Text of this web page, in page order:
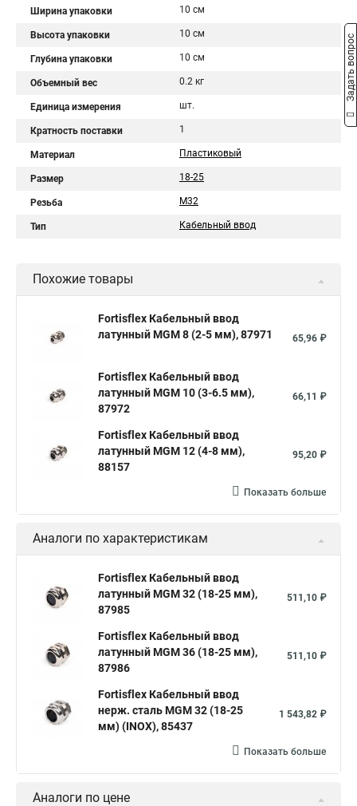
Ширина упаковки 10 см
Высота упаковки 10 см
Глубина упаковки 10 см
Объемный вес 0.2 кг
Единица измерения шт.
Кратность поставки 1
Материал Пластиковый
Размер 18-25
Резьба М32
Тип Кабельный ввод
Похожие товары
Fortisflex Кабельный ввод
латунный МGM 8 (2-5 мм), 87971
65,96 ₽
Fortisflex Кабельный ввод
латунный МGM 10 (3-6.5 мм),
87972
66,11 ₽
Fortisflex Кабельный ввод
латунный МGM 12 (4-8 мм),
88157
95,20 ₽
Показать больше
Аналоги по характеристикам
Fortisflex Кабельный ввод
латунный МGM 32 (18-25 мм),
87985
511,10 ₽
Fortisflex Кабельный ввод
латунный МGM 36 (18-25 мм),
87986
511,10 ₽
Fortisflex Кабельный ввод
нерж. сталь MGM 32 (18-25
мм) (INOX), 85437
1 543,82 ₽
Показать больше
Аналоги по цене
Задать вопрос